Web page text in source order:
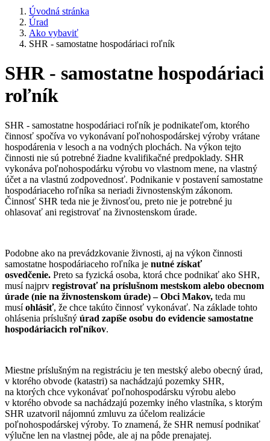
Úvodná stránka
Úrad
Ako vybaviť
SHR - samostatne hospodáriaci roľník
SHR - samostatne hospodáriaci
roľník
SHR - samostatne hospodáriaci roľník je podnikateľom, ktorého
činnosť spočíva vo vykonávaní poľnohospodárskej výroby vrátane
hospodárenia v lesoch a na vodných plochách. Na výkon tejto
činnosti nie sú potrebné žiadne kvalifikačné predpoklady. SHR
vykonáva poľnohospodárku výrobu vo vlastnom mene, na vlastný
účet a na vlastnú zodpovednosť. Podnikanie v postavení samostatne
hospodáriaceho roľníka sa neriadi živnostenským zákonom.
Činnosť SHR teda nie je živnosťou, preto nie je potrebné ju
ohlasovať ani registrovať na živnostenskom úrade.
Podobne ako na prevádzkovanie živnosti, aj na výkon činnosti
samostatne hospodáriaceho roľníka je nutné získať
osvedčenie. Preto sa fyzická osoba, ktorá chce podnikať ako SHR,
musí najprv registrovať na príslušnom mestskom alebo obecnom
úrade (nie na živnostenskom úrade) – Obci Makov, teda mu
musíohlásiť, že chce takúto činnosť vykonávať. Na základe tohto
ohlásenia príslušný úrad zapíše osobu do evidencie samostatne
hospodáriacich roľníkov.
Miestne príslušným na registráciu je ten mestský alebo obecný úrad,
v ktorého obvode (katastri) sa nachádzajú pozemky SHR,
na ktorých chce vykonávať poľnohospodársku výrobu alebo
v ktorého obvode sa nachádzajú pozemky iného vlastníka, s ktorým
SHR uzatvoril nájomnú zmluvu za účelom realizácie
poľnohospodárskej výroby. To znamená, že SHR nemusí podnikať
výlučne len na vlastnej pôde, ale aj na pôde prenajatej.